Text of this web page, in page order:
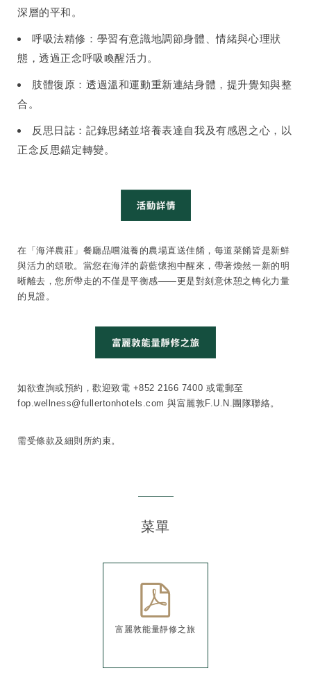
深層的平和。
呼吸法精修：學習有意識地調節身體、情緒與心理狀
態，透過正念呼吸喚醒活力。
肢體復原：透過溫和運動重新連結身體，提升覺知與整
合。
反思日誌：記錄思緒並培養表達自我及有感恩之心，以
正念反思錨定轉變。
在「海洋農莊」餐廳品嚐滋養的農場直送佳餚，每道菜餚皆是新鮮
與活力的頌歌。當您在海洋的蔚藍懷抱中醒來，帶著煥然一新的明
晰離去，您所帶走的不僅是平衡感——更是對刻意休憩之轉化力量
的見證。
如欲查詢或預約，歡迎​致電 +852 2166 7400 或電郵至
fop.wellness@fullertonhotels.com 與富麗敦F.U.N.團隊聯絡。
需受條款及細則所約束。
菜單
富麗敦能量靜修之旅